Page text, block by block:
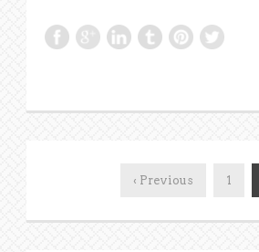
‹ Previous 1